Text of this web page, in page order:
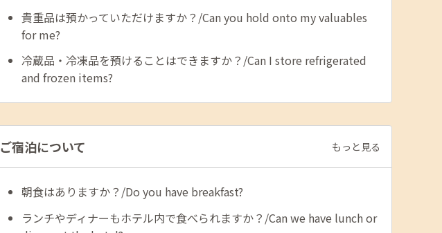
貴重品は預かっていただけますか？/Can you hold onto my valuables
for me?
冷蔵品・冷凍品を預けることはできますか？/Can I store refrigerated
and frozen items?
ご宿泊について もっと見る
朝食はありますか？/Do you have breakfast?
ランチやディナーもホテル内で食べられますか？/Can we have lunch or